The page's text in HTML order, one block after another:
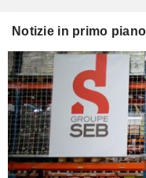
Notizie in primo piano